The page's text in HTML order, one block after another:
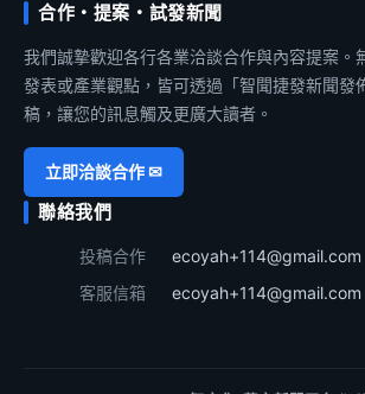
合作・提案・試發新聞
我們誠摯歡迎各行各業洽談合作與內容提案。
發表或產業觀點，皆可透過「智聞捷發新聞發
稿，讓您的訊息觸及更廣大讀者。
立即洽談合作 ✉
聯絡我們
投稿合作
ecoyah+114@gmail.com
客服信箱
ecoyah+114@gmail.com